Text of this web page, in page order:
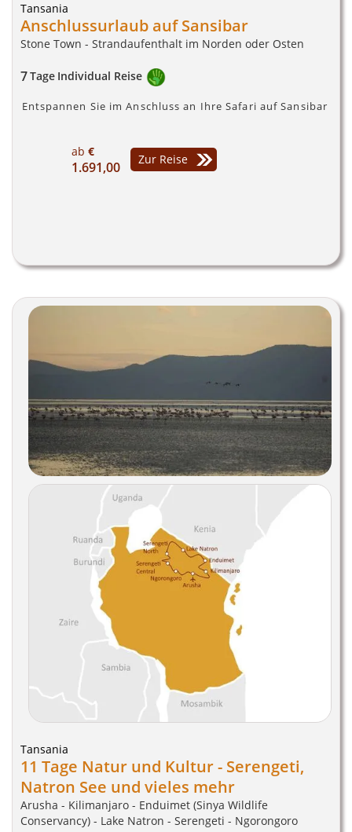
Tansania
Anschlussurlaub auf Sansibar
Stone Town - Strandaufenthalt im Norden oder Osten
7Tage Individual Reise
Entspannen Sie im Anschluss an Ihre Safari auf Sansibar
ab €
1.691,00 Zur Reise
Tansania
11 Tage Natur und Kultur - Serengeti,
Natron See und vieles mehr
Arusha - Kilimanjaro - Enduimet (Sinya Wildlife
Conservancy) - Lake Natron - Serengeti - Ngorongoro